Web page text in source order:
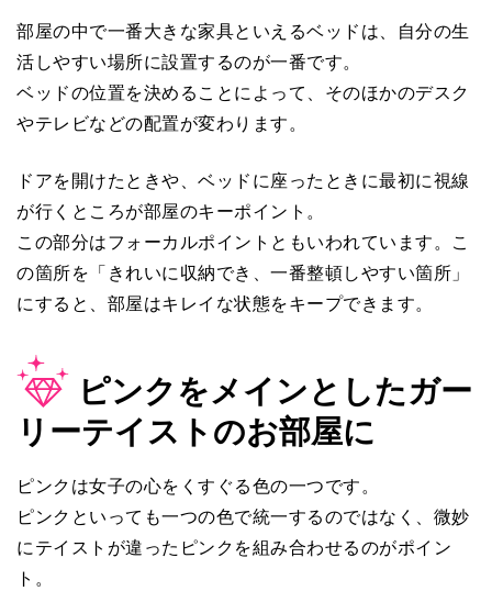
部屋の中で一番大きな家具といえるベッドは、自分の生
活しやすい場所に設置するのが一番です。
ベッドの位置を決めることによって、そのほかのデスク
やテレビなどの配置が変わります。
ドアを開けたときや、ベッドに座ったときに最初に視線
が行くところが部屋のキーポイント。
この部分はフォーカルポイントともいわれています。こ
の箇所を「きれいに収納でき、一番整頓しやすい箇所」
にすると、部屋はキレイな状態をキープできます。
ピンクをメインとしたガー
リーテイストのお部屋に
ピンクは女子の心をくすぐる色の一つです。
ピンクといっても一つの色で統一するのではなく、微妙
にテイストが違ったピンクを組み合わせるのがポイン
ト。